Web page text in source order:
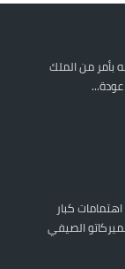
من الملك
كبار
الصيفي